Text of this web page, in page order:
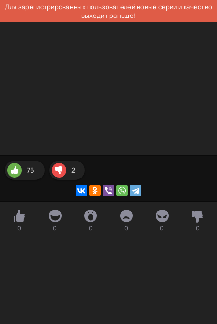
Для зарегистрированных пользователей новые серии и качество
выходит раньше!
76 2
0 0 0 0 0 0